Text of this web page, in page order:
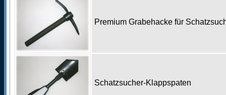
Premium Grabehacke für
Schatzsucher-Klappspaten